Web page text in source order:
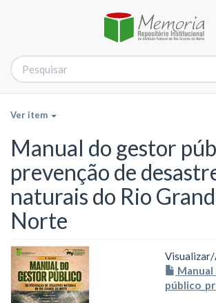
Ver item
Manual do gestor
prevenção de
naturais do Rio
Norte
Visualizar/